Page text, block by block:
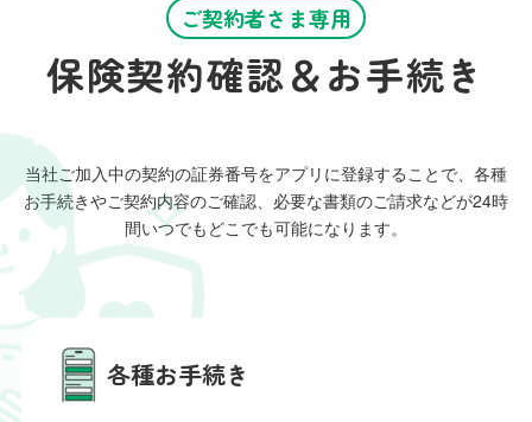
ご契約者さま専用
保険契約確認＆お手続き
当社ご加入中の契約の証券番号をアプリに登録することで、 各種
お手続きやご契約内容のご確認、必要な書類のご請求などが24時
間いつでもどこでも可能になります。
各種お手続き